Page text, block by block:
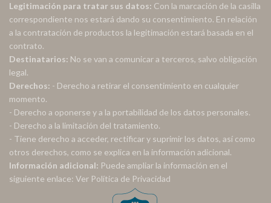
Legitimación para tratar sus datos: Con la marcación de la casilla
correspondiente nos estará dando su consentimiento. En relación
a la contratación de productos la legitimación estará basada en el
contrato.
Destinatarios: No se van a comunicar a terceros, salvo obligación
legal.
Derechos: - Derecho a retirar el consentimiento en cualquier
momento.
- Derecho a oponerse y a la portabilidad de los datos personales.
- Derecho a la limitación del tratamiento.
- Tiene derecho a acceder, rectificar y suprimir los datos, así como
otros derechos, como se explica en la información adicional.
Información adicional: Puede ampliar la información en el
siguiente enlace: Ver Política de Privacidad